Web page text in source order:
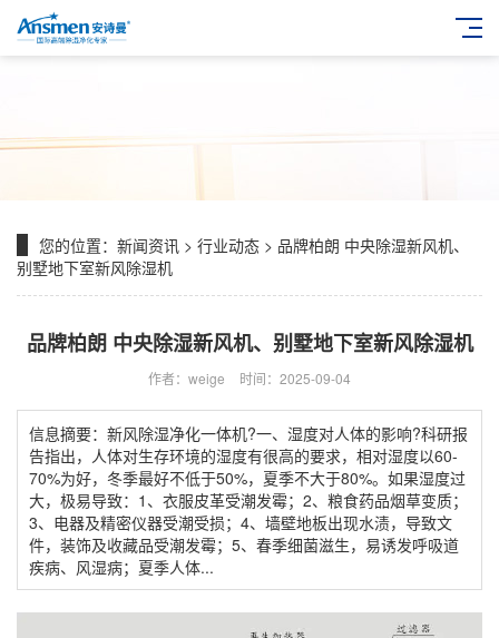
您的位置： 新闻资讯 > 行业动态 > 品牌柏朗 中央除湿新风机、
别墅地下室新风除湿机
品牌柏朗 中央除湿新风机、别墅地下室新风除湿机
作者：weige 时间：2025-09-04
信息摘要：新风除湿净化一体机?一、湿度对人体的影响?科研报
告指出，人体对生存环境的湿度有很高的要求，相对湿度以60-
70%为好，冬季最好不低于50%，夏季不大于80%。如果湿度过
大，极易导致：1、衣服皮革受潮发霉；2、粮食药品烟草变质；
3、电器及精密仪器受潮受损；4、墙壁地板出现水渍，导致文
件，装饰及收藏品受潮发霉；5、春季细菌滋生，易诱发呼吸道
疾病、风湿病；夏季人体...